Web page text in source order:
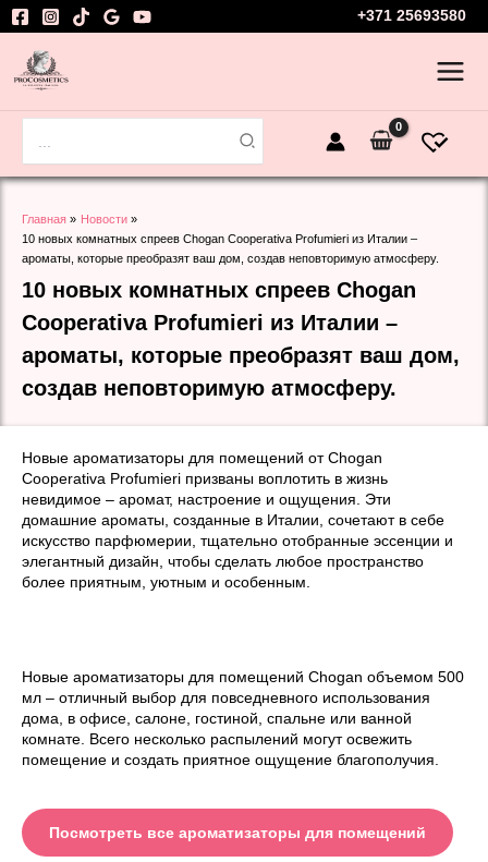
Перейти
к
содержимому
+371 25693580
Главная
Новости
10 новых комнатных спреев Chogan Cooperativa Profumieri из Италии –
ароматы, которые преобразят ваш дом, создав неповторимую атмосферу.
10 новых комнатных спреев Chogan
Cooperativa Profumieri из Италии –
ароматы, которые преобразят ваш дом,
создав неповторимую атмосферу.
Новые ароматизаторы для помещений от Chogan
Cooperativa Profumieri призваны воплотить в жизнь
невидимое – аромат, настроение и ощущения. Эти
домашние ароматы, созданные в Италии, сочетают в себе
искусство парфюмерии, тщательно отобранные эссенции и
элегантный дизайн, чтобы сделать любое пространство
более приятным, уютным и особенным.
Новые ароматизаторы для помещений Chogan объемом 500
мл – отличный выбор для повседневного использования
дома, в офисе, салоне, гостиной, спальне или ванной
комнате. Всего несколько распылений могут освежить
помещение и создать приятное ощущение благополучия.
Посмотреть все ароматизаторы для помещений